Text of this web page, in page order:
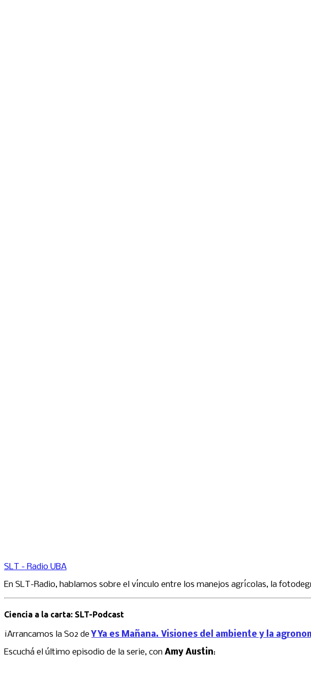
SLT - Radio UBA
En SLT-Radio, hablamos sobre el vínculo entre los manejos agrícolas, la
Ciencia a la carta: SLT-Podcast
¡Arrancamos la S02 deY Ya es Mañana. Visiones del ambiente y la
Escuchá el último episodio de la serie, con Amy Austin: